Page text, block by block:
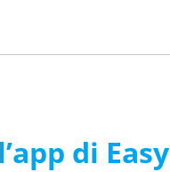
di Easy